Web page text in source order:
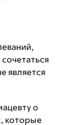
является
о
которые